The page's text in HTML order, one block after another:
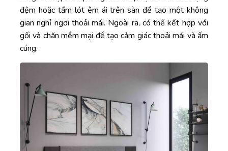
đệm hoặc tấm lót êm ái trên sàn để tạo một không
gian nghỉ ngơi thoải mái. Ngoài ra, có thể kết hợp với
gối và chăn mềm mại để tạo cảm giác thoải mái và ấm
cúng.